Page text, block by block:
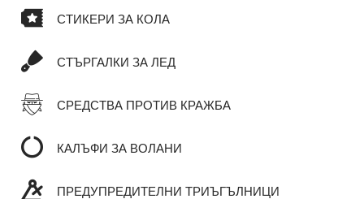
СТИКЕРИ ЗА КОЛА
СТЪРГАЛКИ ЗА ЛЕД
СРЕДСТВА ПРОТИВ КРАЖБА
КАЛЪФИ ЗА ВОЛАНИ
ПРЕДУПРЕДИТЕЛНИ ТРИЪГЪЛНИЦИ